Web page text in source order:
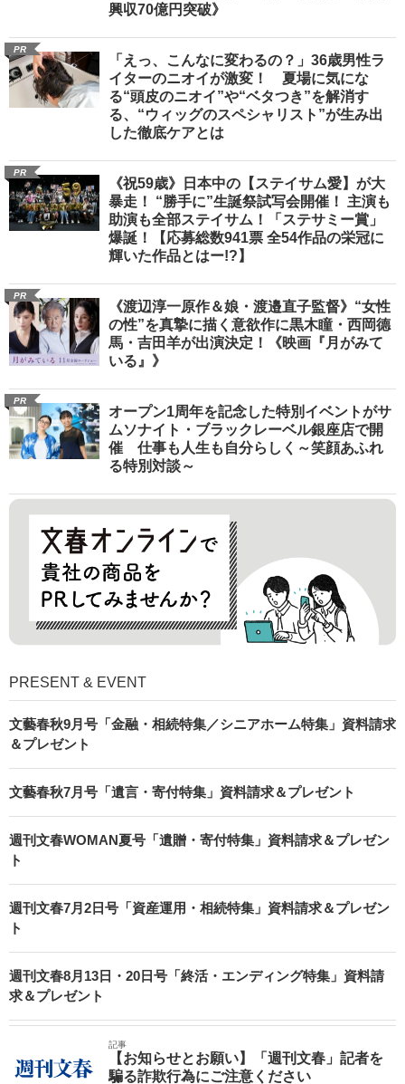
興収70億円突破》
PR
「えっ、こんなに変わるの？」36歳男性ラ
イターのニオイが激変！ 夏場に気にな
る“頭皮のニオイ”や“ベタつき”を解消す
る、“ウィッグのスペシャリスト”が生み出
した徹底ケアとは
PR
《祝59歳》日本中の【ステイサム愛】が大
暴走！ “勝手に”生誕祭試写会開催！ 主演も
助演も全部ステイサム！「ステサミー賞」
爆誕！【応募総数941票 全54作品の栄冠に
輝いた作品とはー!?】
PR
《渡辺淳一原作＆娘・渡邉直子監督》“女性
の性”を真摯に描く意欲作に黒木瞳・西岡德
馬・吉田羊が出演決定！《映画『月がみて
いる』》
PR
オープン1周年を記念した特別イベントがサ
ムソナイト・ブラックレーベル銀座店で開
催 仕事も人生も自分らしく～笑顔あふれ
る特別対談～
PRESENT & EVENT
文藝春秋9月号「金融・相続特集／シニアホーム特集」資料請求
＆プレゼント
文藝春秋7月号「遺言・寄付特集」資料請求＆プレゼント
週刊文春WOMAN夏号「遺贈・寄付特集」資料請求＆プレゼン
ト
週刊文春7月2日号「資産運用・相続特集」資料請求＆プレゼン
ト
週刊文春8月13日・20日号「終活・エンディング特集」資料請
求＆プレゼント
記事
【お知らせとお願い】「週刊文春」記者を
騙る詐欺行為にご注意ください